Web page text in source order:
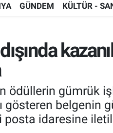
GÜNDEM KÜLTÜR -
ödüllerin gümrük
gösteren
posta idaresine